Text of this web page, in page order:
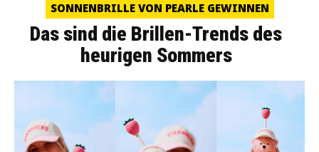
SONNENBRILLE VON PEARLE GEWINNEN
Das sind die Brillen-Trends des
heurigen Sommers